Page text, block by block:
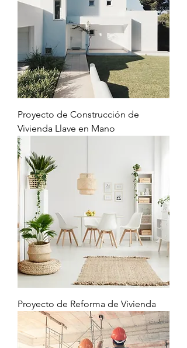
Proyecto de Construcción de
Vivienda Llave en Mano
Proyecto de Reforma de Vivienda